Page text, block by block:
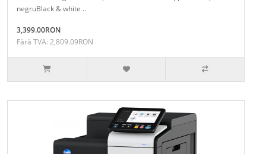
negruBlack & white ..
3,399.00RON
Fără TVA: 2,809.09RON